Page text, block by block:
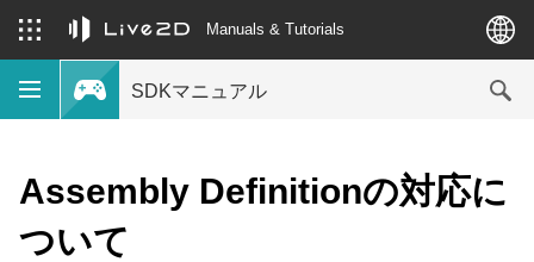
Manuals & Tutorials
SDKマニュアル
Assembly Definitionの対応に
ついて